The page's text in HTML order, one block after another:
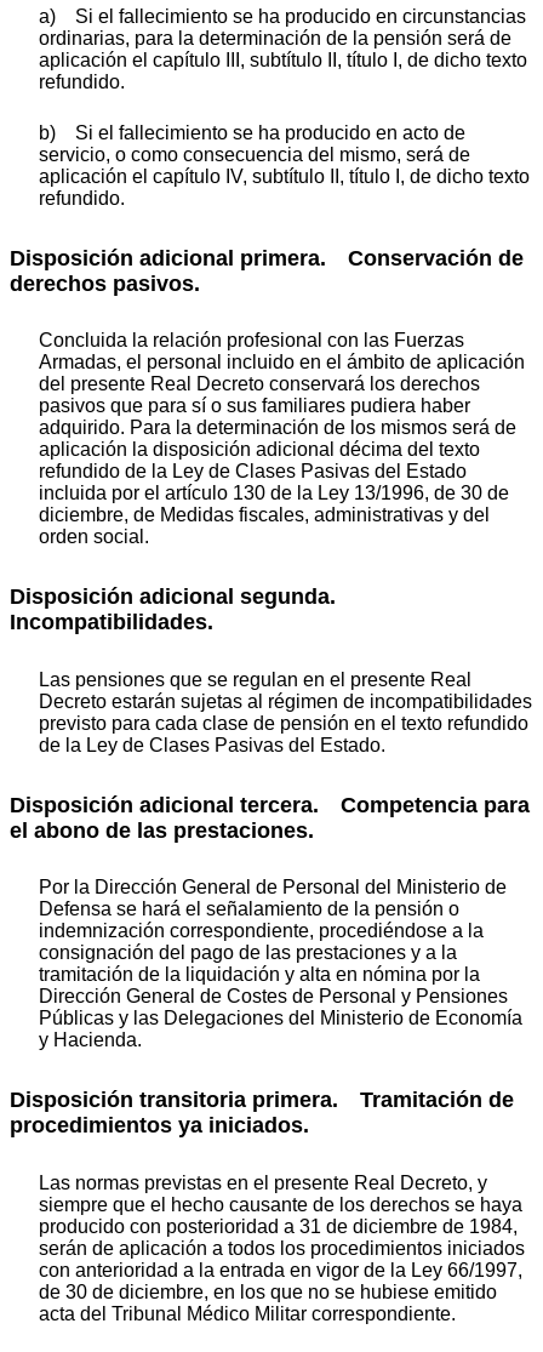
a) Si el fallecimiento se ha producido en circunstancias
ordinarias, para la determinación de la pensión será de
aplicación el capítulo III, subtítulo II, título I, de dicho texto
refundido.
b) Si el fallecimiento se ha producido en acto de
servicio, o como consecuencia del mismo, será de
aplicación el capítulo IV, subtítulo II, título I, de dicho texto
refundido.
Disposición adicional primera. Conservación de
derechos pasivos.
Concluida la relación profesional con las Fuerzas
Armadas, el personal incluido en el ámbito de aplicación
del presente Real Decreto conservará los derechos
pasivos que para sí o sus familiares pudiera haber
adquirido. Para la determinación de los mismos será de
aplicación la disposición adicional décima del texto
refundido de la Ley de Clases Pasivas del Estado
incluida por el artículo 130 de la Ley 13/1996, de 30 de
diciembre, de Medidas fiscales, administrativas y del
orden social.
Disposición adicional segunda.
Incompatibilidades.
Las pensiones que se regulan en el presente Real
Decreto estarán sujetas al régimen de incompatibilidades
previsto para cada clase de pensión en el texto refundido
de la Ley de Clases Pasivas del Estado.
Disposición adicional tercera. Competencia para
el abono de las prestaciones.
Por la Dirección General de Personal del Ministerio de
Defensa se hará el señalamiento de la pensión o
indemnización correspondiente, procediéndose a la
consignación del pago de las prestaciones y a la
tramitación de la liquidación y alta en nómina por la
Dirección General de Costes de Personal y Pensiones
Públicas y las Delegaciones del Ministerio de Economía
y Hacienda.
Disposición transitoria primera. Tramitación de
procedimientos ya iniciados.
Las normas previstas en el presente Real Decreto, y
siempre que el hecho causante de los derechos se haya
producido con posterioridad a 31 de diciembre de 1984,
serán de aplicación a todos los procedimientos iniciados
con anterioridad a la entrada en vigor de la Ley 66/1997,
de 30 de diciembre, en los que no se hubiese emitido
acta del Tribunal Médico Militar correspondiente.